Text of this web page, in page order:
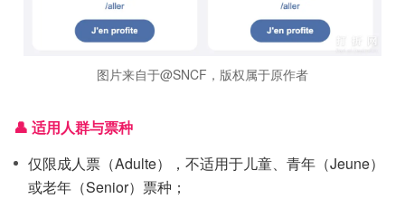
图片来自于@SNCF，版权属于原作者
👤 适用人群与票种
仅限成人票（Adulte），不适用于儿童、青年（Jeune）
或老年（Senior）票种；